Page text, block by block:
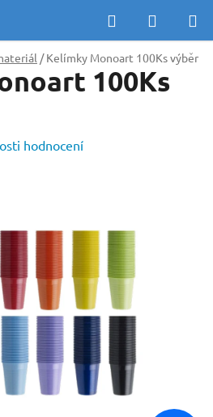
Hledat
KOŠÍK
/ Kelímky Monoart 100Ks výběr
100Ks
hodnocení